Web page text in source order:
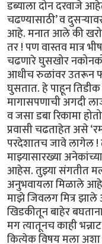
डब्याला दोन दरवाजे
चढण्यासाठी’ व
आहे. मनात आले की
तर ! पण वास्तव मात्र
चढणारे घुसखोर
आधीच रुळांवर उतरून
घुसतात. हे पाहून
मागासपणाची अगदी
व जसा डबा रिकामा
प्रवासी चढताहेत असे
परदेशातच जावे लागेल !
माझ्यासारख्या
आहेस. तुझ्या संगतीत
अनुभवायला मिळाले
माझे जिवलग मित्र
खिडकीतून बाहेर
मग त्यातूनच काही
कित्येक विषय मला